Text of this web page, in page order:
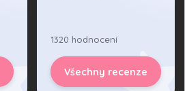
1320 hodnocení
Všechny recenze